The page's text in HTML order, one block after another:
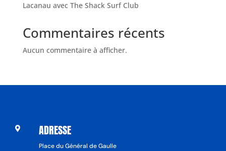
Lacanau avec The Shack Surf Club
Commentaires récents
Aucun commentaire à afficher.
 ADRESSE
Place du Général de Gaulle